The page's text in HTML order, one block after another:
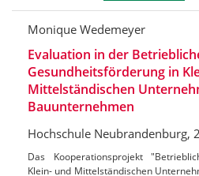
Monique Wedemeyer
Evaluation in der
Gesundheitsförderung in
Mittelständischen
Bauunternehmen
Hochschule Neubrandenburg,
Das Kooperationsprojekt
Klein- und Mittelständischen